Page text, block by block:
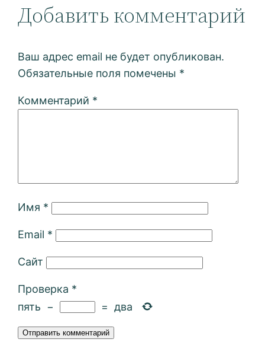
Добавить комментарий
Ваш адрес email не будет опубликован.
Обязательные поля помечены *
Комментарий *
Имя *
Email *
Сайт
Проверка *
пять − = два